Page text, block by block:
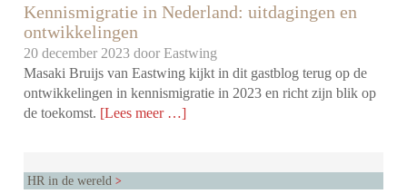
Kennismigratie in Nederland: uitdagingen en
ontwikkelingen
20 december 2023 doorEastwing
Masaki Bruijs van Eastwing kijkt in dit gastblog terug op de
ontwikkelingen in kennismigratie in 2023 en richt zijn blik op
de toekomst. [Lees meer …]
HR in de wereld